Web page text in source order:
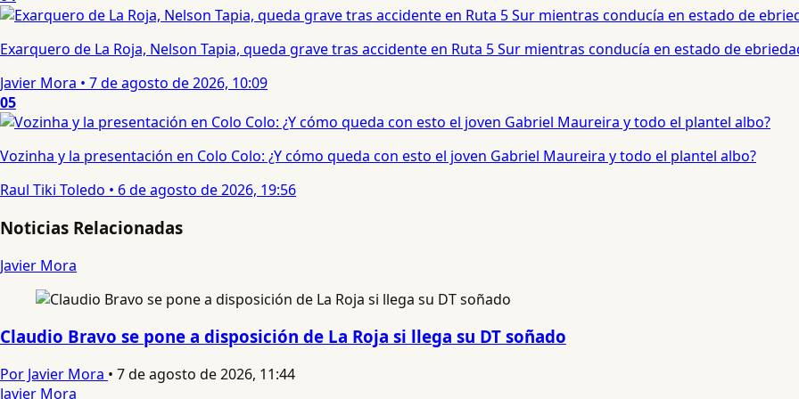
Exarquero de La Roja, Nelson Tapia, queda grave tras accidente en Ruta 5 Sur mientras conducía en estado de
Javier Mora • 7 de agosto de 2026, 10:09
05
Vozinha y la presentación en Colo Colo: ¿Y cómo queda con esto el joven Gabriel Maureira y todo el plantel albo?
Raul Tiki Toledo • 6 de agosto de 2026, 19:56
Noticias Relacionadas
Javier Mora
Claudio Bravo se pone a disposición de La Roja si llega su DT soñado
Por Javier Mora • 7 de agosto de 2026, 11:44
Javier Mora